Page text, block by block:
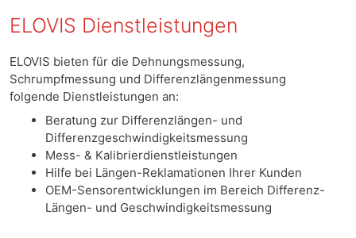
ELOVIS Dienstleistungen
ELOVIS bieten für die Dehnungsmessung,
Schrumpfmessung und Differenzlängenmessung
folgende Dienstleistungen an:
Beratung zur Differenzlängen- und
Differenzgeschwindigkeitsmessung
Mess- & Kalibrierdienstleistungen
Hilfe bei Längen-Reklamationen Ihrer Kunden
OEM-Sensorentwicklungen im Bereich Differenz-
Längen- und Geschwindigkeitsmessung